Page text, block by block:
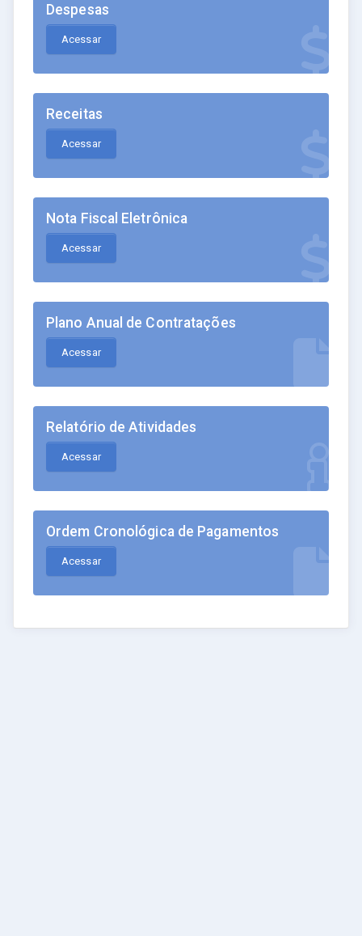
Despesas
Acessar
Receitas
Acessar
Nota Fiscal Eletrônica
Acessar
Plano Anual de Contratações
Acessar
Relatório de Atividades
Acessar
Ordem Cronológica de Pagamentos
Acessar